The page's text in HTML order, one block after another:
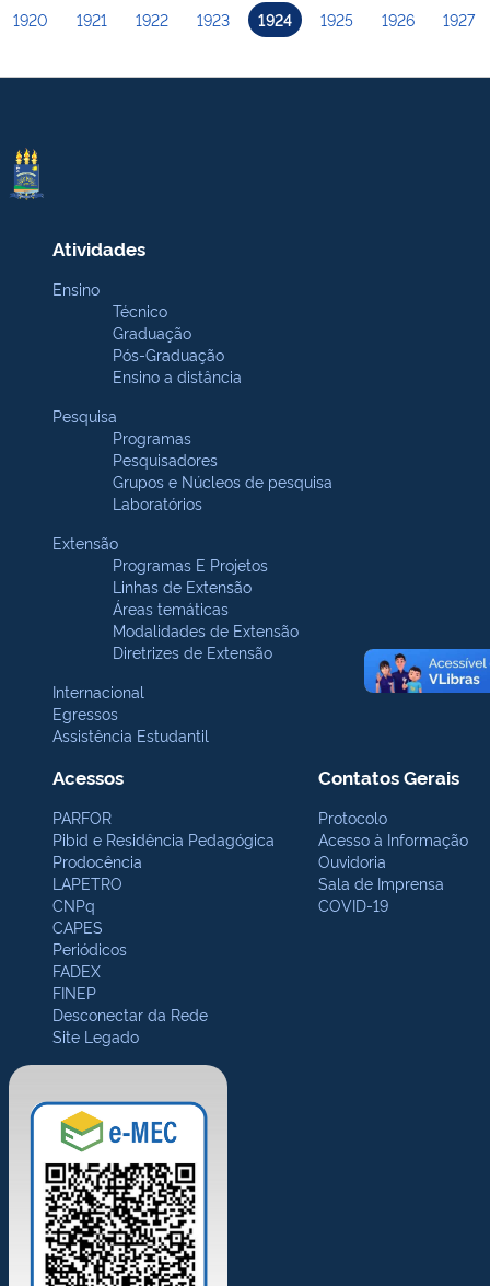
1920 1921 1922 1923 1924 1925 1926 1927
Atividades
Ensino
Técnico
Graduação
Pós-Graduação
Ensino a distância
Pesquisa
Programas
Pesquisadores
Grupos e Núcleos de pesquisa
Laboratórios
Extensão
Programas E Projetos
Linhas de Extensão
Áreas temáticas
Modalidades de Extensão
Diretrizes de Extensão
Internacional
Egressos
Assistência Estudantil
Acessos
PARFOR
Pibid e Residência Pedagógica
Prodocência
LAPETRO
CNPq
CAPES
Periódicos
FADEX
FINEP
Desconectar da Rede
Site Legado
Contatos Gerais
Protocolo
Acesso à Informação
Ouvidoria
Sala de Imprensa
COVID-19